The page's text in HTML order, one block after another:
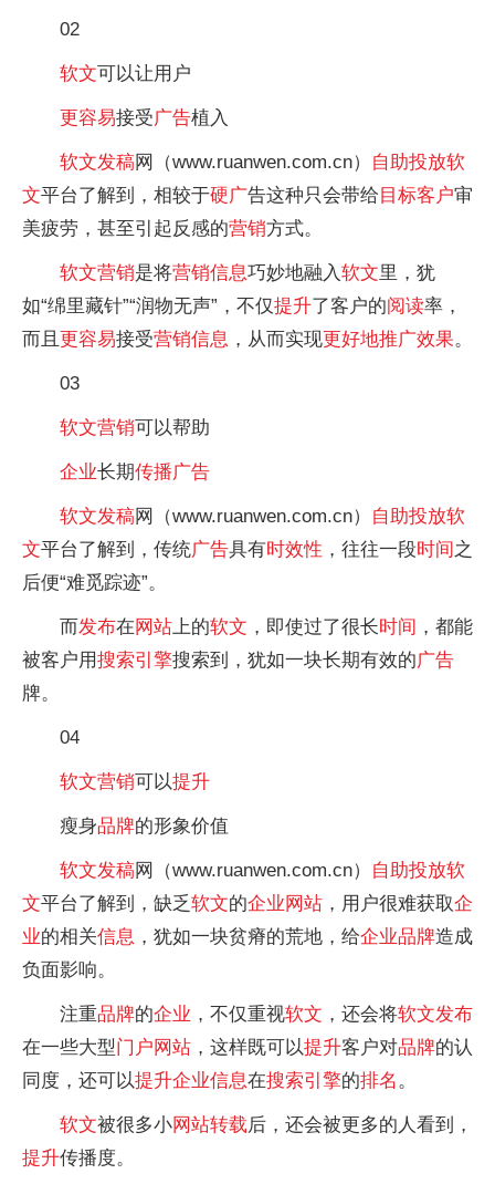
02
软文可以让用户
更容易接受广告植入
软文发稿网（www.ruanwen.com.cn） 自助投放软
文平台了解到，相较于硬广告这种只会带给 目标客户审
美疲劳，甚至引起反感的营销方式。
软文营销是将营销信息巧妙地融入软文里，犹
如“绵里藏针”“润物无声”，不仅提升了客户的阅读率，
而且 更容易接受营销信息 ，从而实现更好地推广效果。
03
软文营销可以帮助
企业长期传播广告
软文发稿网（www.ruanwen.com.cn） 自助投放软
文平台了解到，传统广告具有时效性 ，往往一段时间 之
后便“难觅踪迹”。
而发布在网站上的软文 ，即使过了很长时间 ，都能
被客户用搜索引擎搜索到，犹如一块长期有效的广告
牌。
04
软文营销可以提升
瘦身品牌的形象价值
软文发稿网（www.ruanwen.com.cn） 自助投放软
文平台了解到，缺乏软文的企业网站 ，用户很难获取企
业的相关信息 ，犹如一块贫瘠的荒地，给企业品牌造成
负面影响。
注重品牌的企业 ，不仅重视软文 ，还会将软文发布
在一些大型门户网站 ，这样既可以提升客户对品牌的认
同度，还可以提升企业信息在搜索引擎的排名。
软文被很多小网站转载后，还会被更多的人看到，
提升传播度。